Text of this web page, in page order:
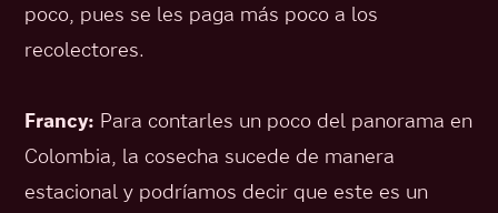
poco, pues se les paga más poco a los
recolectores.
Francy: Para contarles un poco del panorama en
Colombia, la cosecha sucede de manera
estacional y podríamos decir que este es un